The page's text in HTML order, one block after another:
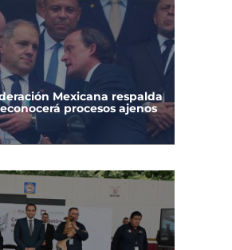
Mexicana respalda
procesos ajenos